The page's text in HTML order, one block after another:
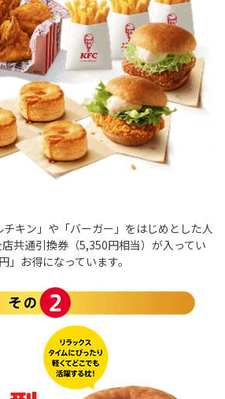
キン」や「バーガー」をはじめとした人
共通引換券（5,350円相当）が入ってい
」お得になっています。